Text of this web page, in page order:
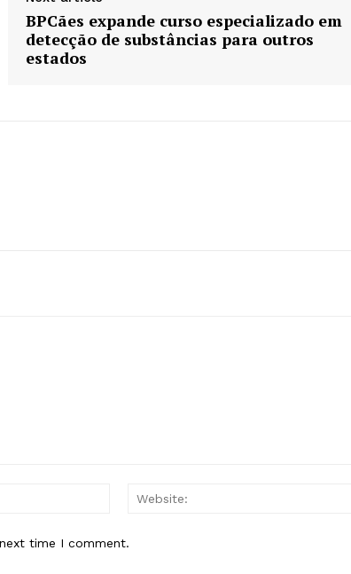
BPCães expande curso especializado em
detecção de substâncias para outros
estados
Email:*
time I comment.